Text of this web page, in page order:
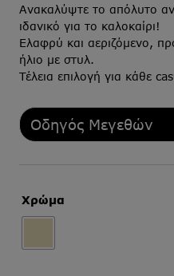
Ανακαλύψτε το απόλυτο
ιδανικό για το καλοκαίρι!
Ελαφρύ και αεριζόμενο,
ήλιο με στυλ.
Τέλεια επιλογή για κάθε
Οδηγός Μεγεθών
Χρώμα